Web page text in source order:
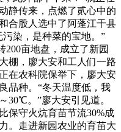
静传来，点燃了贰心中的
合股人选中了阿蓬江干县
染，是种菜的宝地。”
200亩地盘，成立了新园
棚，廖大安和工人们一路
在农科院保举下，廖大安
品种。“冬天温度低，我
30℃。”廖大安引见道。
保守火炕育苗节流30%成
。走进新园农业的育苗大